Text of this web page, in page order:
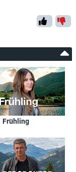
Frühling